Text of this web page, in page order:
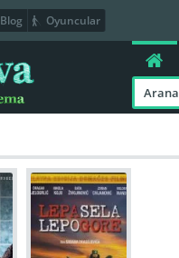
Blog Oyuncular